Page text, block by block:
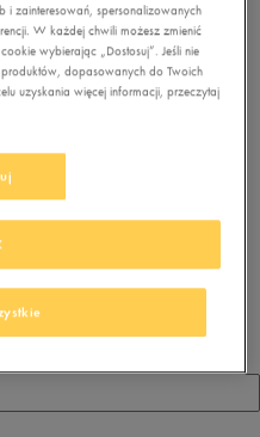
zainteresowań, spersonalizowanych
W każdej chwili możesz zmienić
wybierając „Dostosuj”. Jeśli nie
dopasowanych do Twoich
uzyskania więcej informacji, przeczytaj